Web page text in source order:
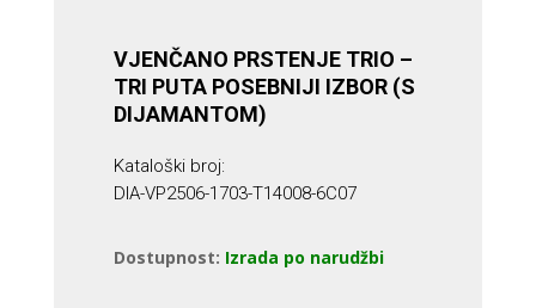
VJENČANO PRSTENJE TRIO –
TRI PUTA POSEBNIJI IZBOR (S
DIJAMANTOM)
Kataloški broj:
DIA-VP2506-1703-T14008-6C07
Dostupnost: Izrada po narudžbi